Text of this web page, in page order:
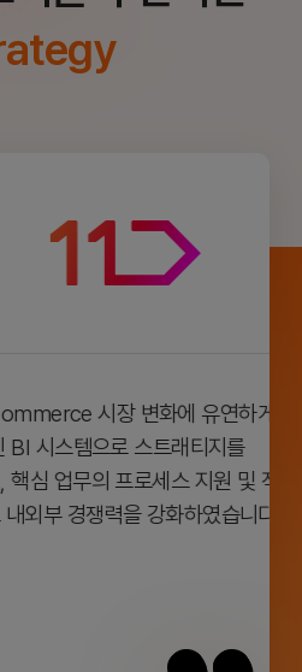
장 변화에 유연하게 대처할 수
로 스트래티지를
프로세스 지원 및 적시에 빠른
력을 강화하였습니다.